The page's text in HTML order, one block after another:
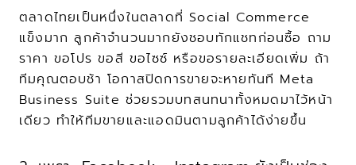
ตลาดไทยเป็นหนึ่งในตลาดที่ Social Commerce
แข็งมาก ลูกค้าจำนวนมากยังชอบทักแชทก่อนซื้อ ถาม
ราคา ขอโปร ขอสี ขอไซซ์ หรือขอรายละเอียดเพิ่ม ถ้า
ทีมคุณตอบช้า โอกาสปิดการขายจะหายทันที Meta
Business Suite ช่วยรวมบทสนทนาทั้งหมดมาไว้หน้า
เดียว ทำให้ทีมขายและแอดมินตามลูกค้าได้ง่ายขึ้น